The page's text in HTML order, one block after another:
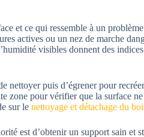
et ce qui ressemble à un
actives ou un nez de marche
visibles donnent des
nettoyer puis d’égrener pour
zone pour vérifier que la surface
sur le nettoyage et détachage du
est d’obtenir un support sain